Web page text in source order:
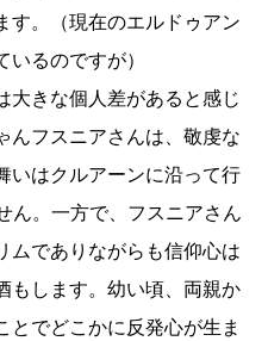
す。（現在のエルドゥアン
るのですが）
大きな個人差があると感じ
んフスニアさんは、敬虔な
いはクルアーンに沿って行
ん。一方で、フスニアさん
ムでありながらも信仰心は
もします。幼い頃、両親か
とでどこかに反発心が生ま